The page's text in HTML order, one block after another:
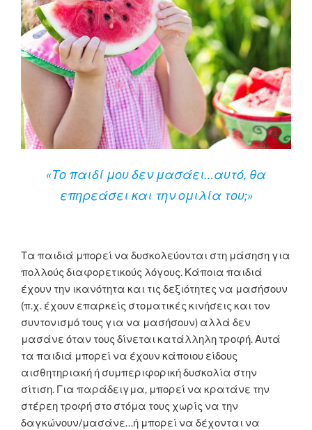
«Το παιδί μου δεν μασάει…αυτό, θα
επηρεάσει και την ομιλία του;»
Τα παιδιά μπορεί να δυσκολεύονται στη μάσηση για
πολλούς διαφορετικούς λόγους. Κάποια παιδιά
έχουν την ικανότητα και τις δεξιότητες να μασήσουν
(π.χ. έχουν επαρκείς στοματικές κινήσεις και τον
συντονισμό τους για να μασήσουν) αλλά δεν
μασάνε όταν τους δίνεται κατάλληλη τροφή. Αυτά
τα παιδιά μπορεί να έχουν κάποιου είδους
αισθητηριακή ή συμπεριφορική δυσκολία στην
σίτιση. Για παράδειγμα, μπορεί να κρατάνε την
στέρεη τροφή στο στόμα τους χωρίς να την
δαγκώνουν/μασάνε…ή μπορεί να δέχονται να